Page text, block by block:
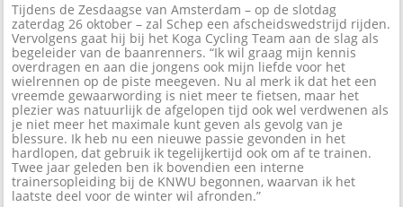
Tijdens de Zesdaagse van Amsterdam – op de slotdag
zaterdag 26 oktober – zal Schep een afscheidswedstrijd rijden.
Vervolgens gaat hij bij het Koga Cycling Team aan de slag als
begeleider van de baanrenners. “Ik wil graag mijn kennis
overdragen en aan die jongens ook mijn liefde voor het
wielrennen op de piste meegeven. Nu al merk ik dat het een
vreemde gewaarwording is niet meer te fietsen, maar het
plezier was natuurlijk de afgelopen tijd ook wel verdwenen als
je niet meer het maximale kunt geven als gevolg van je
blessure. Ik heb nu een nieuwe passie gevonden in het
hardlopen, dat gebruik ik tegelijkertijd ook om af te trainen.
Twee jaar geleden ben ik bovendien een interne
trainersopleiding bij de KNWU begonnen, waarvan ik het
laatste deel voor de winter wil afronden.”